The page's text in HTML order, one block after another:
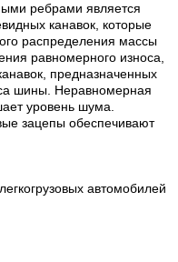
ребрами является
канавок, которые
распределения массы
равномерного износа,
предназначенных
шины. Неравномерная
уровень шума.
зацепы обеспечивают
автомобилей